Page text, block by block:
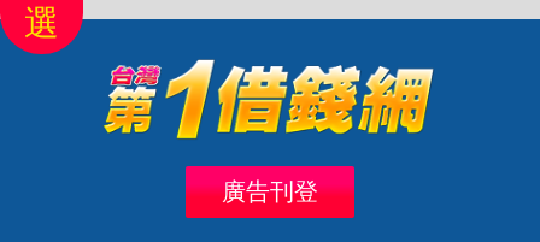
桃竹苗 中彰投
選
廣告刊登